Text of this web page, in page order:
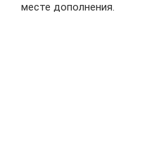
месте дополнения.